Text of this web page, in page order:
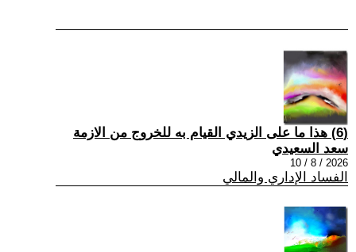
(6) هذا ما على الزيدي القيام به للخروج من الازمة
سعد السعيدي
2026 / 8 / 10
الفساد الإداري والمالي